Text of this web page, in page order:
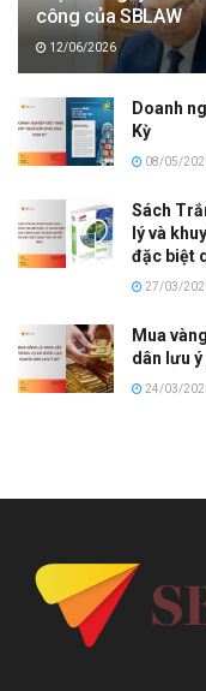
công của SBLAW
12/06/2026
Doanh
Kỳ
08/05/
Sách
lý và
đặc biệt
27/03/
Mua
dân lưu ý
24/03/